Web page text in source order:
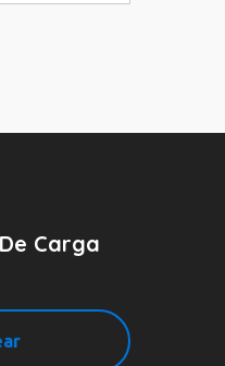
Carga